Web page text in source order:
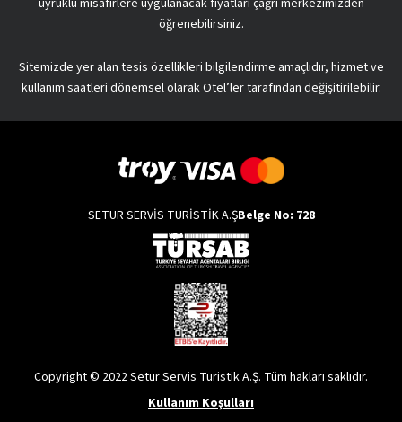
öğrenebilirsiniz.
Sitemizde yer alan tesis özellikleri bilgilendirme amaçlıdır, hizmet ve
kullanım saatleri dönemsel olarak Otel’ler tarafından değişitirilebilir.
SETUR SERVİS TURİSTİK A.ŞBelge No: 728
Copyright © 2022 Setur Servis Turistik A.Ş. Tüm hakları saklıdır.
Kullanım Koşulları